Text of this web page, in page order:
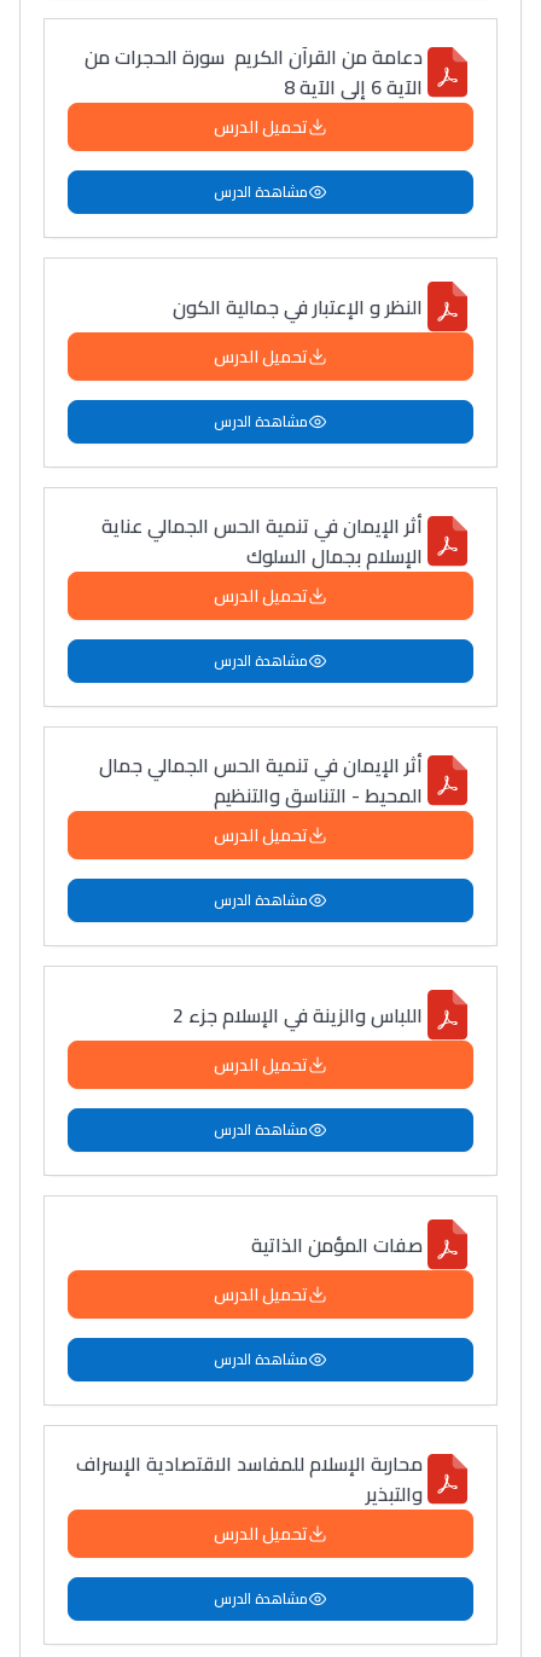
دعامة من القرآن الكريم سورة الحجرات من
الآية 6 إلى الآية 8
تحميل الدرس
مشاهدة الدرس
النظر و الإعتبار في جمالية الكون
تحميل الدرس
مشاهدة الدرس
أثر الإيمان في تنمية الحس الجمالي عناية
الإسلام بجمال السلوك
تحميل الدرس
مشاهدة الدرس
أثر الإيمان في تنمية الحس الجمالي جمال
المحيط - التناسق والتنظيم
تحميل الدرس
مشاهدة الدرس
اللباس والزينة في الإسلام جزء 2
تحميل الدرس
مشاهدة الدرس
صفات المؤمن الذاتية
تحميل الدرس
مشاهدة الدرس
محاربة الإسلام للمفاسد الاقتصادية الإسراف
والتبذير
تحميل الدرس
مشاهدة الدرس